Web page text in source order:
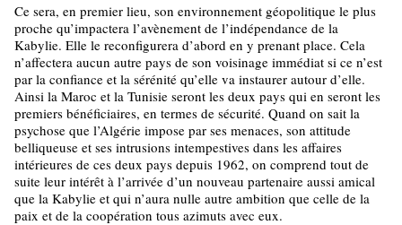
Ce sera, en premier lieu, son environnement géopolitique le plus
proche qu’impactera l’avènement de l’indépendance de la
Kabylie. Elle le reconfigurera d’abord en y prenant place. Cela
n’affectera aucun autre pays de son voisinage immédiat si ce n’est
par la confiance et la sérénité qu’elle va instaurer autour d’elle.
Ainsi la Maroc et la Tunisie seront les deux pays qui en seront les
premiers bénéficiaires, en termes de sécurité. Quand on sait la
psychose que l’Algérie impose par ses menaces, son attitude
belliqueuse et ses intrusions intempestives dans les affaires
intérieures de ces deux pays depuis 1962, on comprend tout de
suite leur intérêt à l’arrivée d’un nouveau partenaire aussi amical
que la Kabylie et qui n’aura nulle autre ambition que celle de la
paix et de la coopération tous azimuts avec eux.